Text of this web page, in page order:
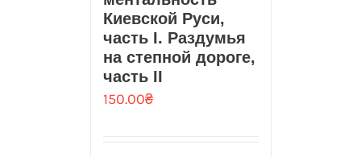
Киевской Руси,
часть I. Раздумья
на степной дороге,
часть II
150.00₴